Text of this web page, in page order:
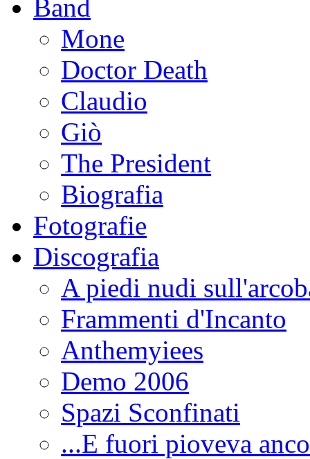
Band
Mone
Doctor Death
Claudio
Giò
The President
Biografia
Fotografie
Discografia
A piedi nudi
Frammenti d'Incanto
Anthemyiees
Demo 2006
Spazi Sconfinati
...E fuori pioveva